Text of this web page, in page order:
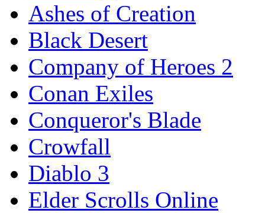
Ashes of Creation
Black Desert
Company of Heroes 2
Conan Exiles
Conqueror's Blade
Crowfall
Diablo 3
Elder Scrolls Online